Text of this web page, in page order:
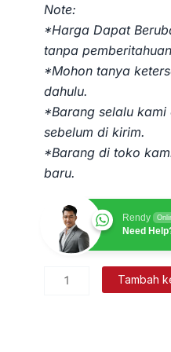
Note:
*Harga Dapat
tanpa
*Mohon tanya
dahulu.
*Barang selalu kami
sebelum di kirim.
*Barang di toko
baru.
Rendy
Need
Kuantitas
Tambah